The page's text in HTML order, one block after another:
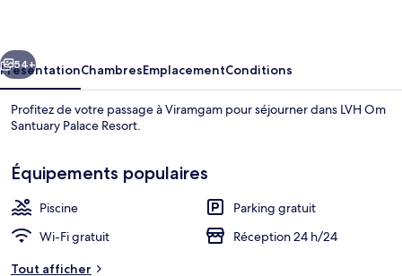
Resort
Suivant
54+
PrésentationChambresEmplacementConditions
Profitez de votre passage à Viramgam pour séjourner dans LVH Om
Santuary Palace Resort.
Équipements populaires
Piscine
Parking gratuit
Wi-Fi gratuit
Réception 24 h/24
Tout afficher